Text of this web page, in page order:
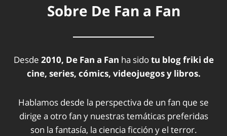
Sobre De Fan a Fan
Desde 2010, De Fan a Fan ha sidotu blog friki de
cine, series, cómics, videojuegos y libros.
Hablamos desde la perspectiva de un fan que se
dirige a otro fan y nuestras temáticas preferidas
son la fantasía, la ciencia ficción y el terror.